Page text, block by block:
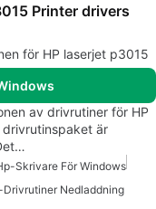
Printer drivers
för HP laserjet p3015
av drivrutiner för HP
drivrutinspaket är
Skrivare För Windows
Drivrutiner Nedladdning